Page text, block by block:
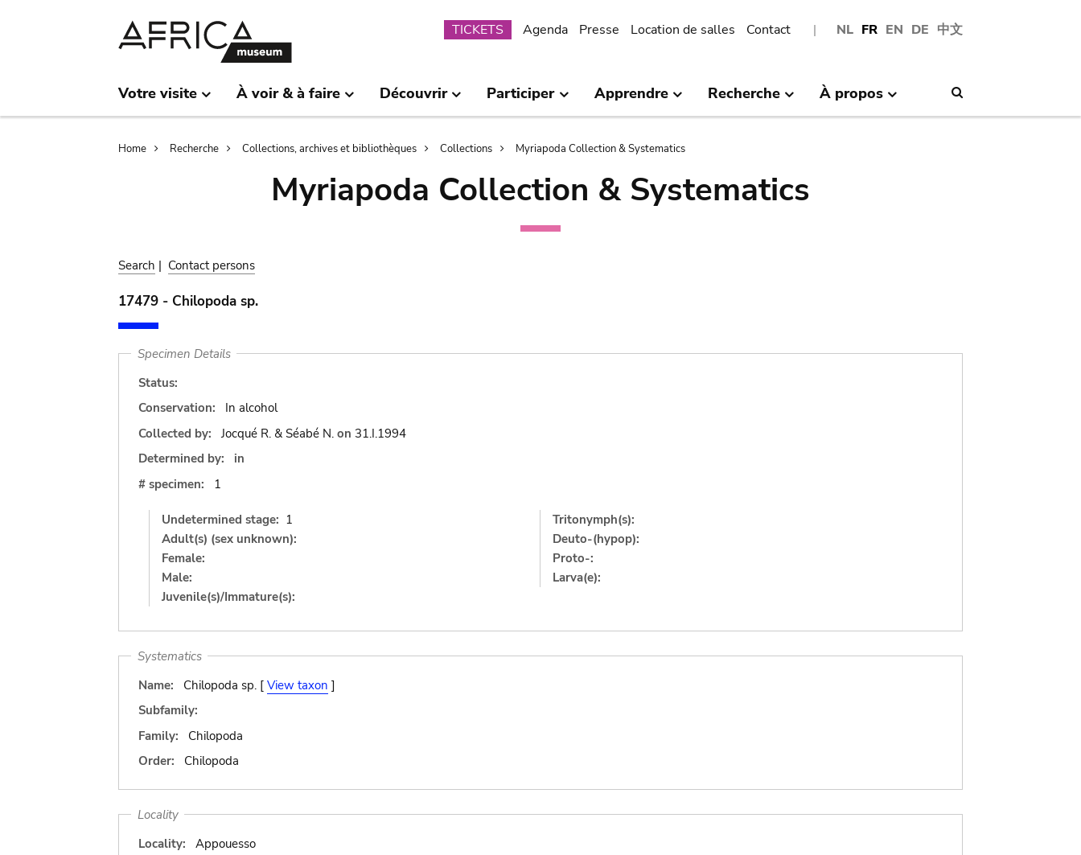
NL FR EN DE 中文
Submenu
TICKETS Agenda Presse Location de salles Contact
Votre visite À voir & à faire Découvrir Participer Apprendre Recherche À propos
Breadcrumb
Home Recherche Collections, archives et bibliothèques Collections Myriapoda Collection & Systematics
Myriapoda Collection & Systematics
Search | Contact persons
17479 - Chilopoda sp.
Specimen Details
Status:
Conservation:
In alcohol
Collected by:
Jocqué R. & Séabé N. on 31.I.1994
Determined by:
in
# specimen:
1
Undetermined stage: 1
Adult(s) (sex unknown):
Female:
Male:
Juvenile(s)/Immature(s):
Tritonymph(s):
Deuto-(hypop):
Proto-:
Larva(e):
Systematics
Name:
Chilopoda sp. [ View taxon ]
Subfamily:
Family:
Chilopoda
Order:
Chilopoda
Locality
Locality:
Appouesso